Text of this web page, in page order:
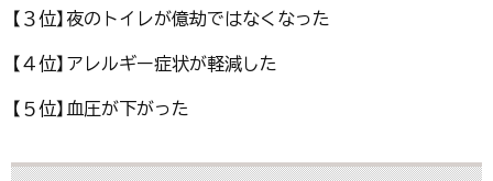
【３位】夜のトイレが億劫ではなくなった
【４位】アレルギー症状が軽減した
【５位】血圧が下がった